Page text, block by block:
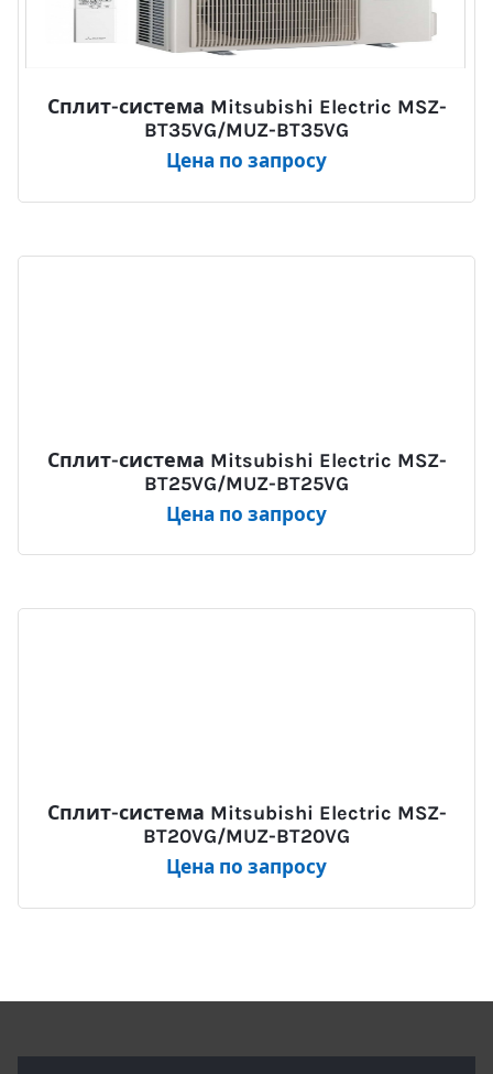
Сплит-система Mitsubishi Electric MSZ-
BT35VG/MUZ-BT35VG
Цена по запросу
Сплит-система Mitsubishi Electric MSZ-
BT25VG/MUZ-BT25VG
Цена по запросу
Сплит-система Mitsubishi Electric MSZ-
BT20VG/MUZ-BT20VG
Цена по запросу